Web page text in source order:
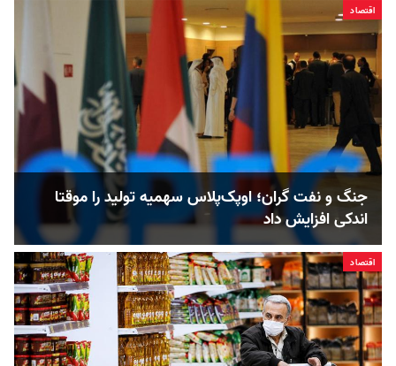
اقتصاد
جنگ و نفت گران؛ اوپک‌پلاس سهمیه تولید را موقتا
اندکی افزایش داد
اقتصاد